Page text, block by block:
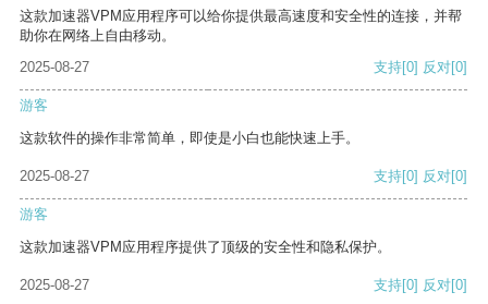
这款加速器VPM应用程序可以给你提供最高速度和安全性的连接，并帮
助你在网络上自由移动。
2025-08-27
支持[0] 反对[0]
游客
这款软件的操作非常简单，即使是小白也能快速上手。
2025-08-27 支持[0] 反对[0]
游客
这款加速器VPM应用程序提供了顶级的安全性和隐私保护。
2025-08-27 支持[0] 反对[0]